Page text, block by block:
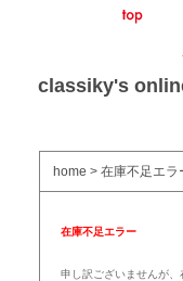
classiky's
home > 在庫不足エラ
在庫不足エラー
申し訳ございませんが、